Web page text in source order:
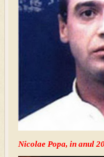
Nicolae Popa, in anul